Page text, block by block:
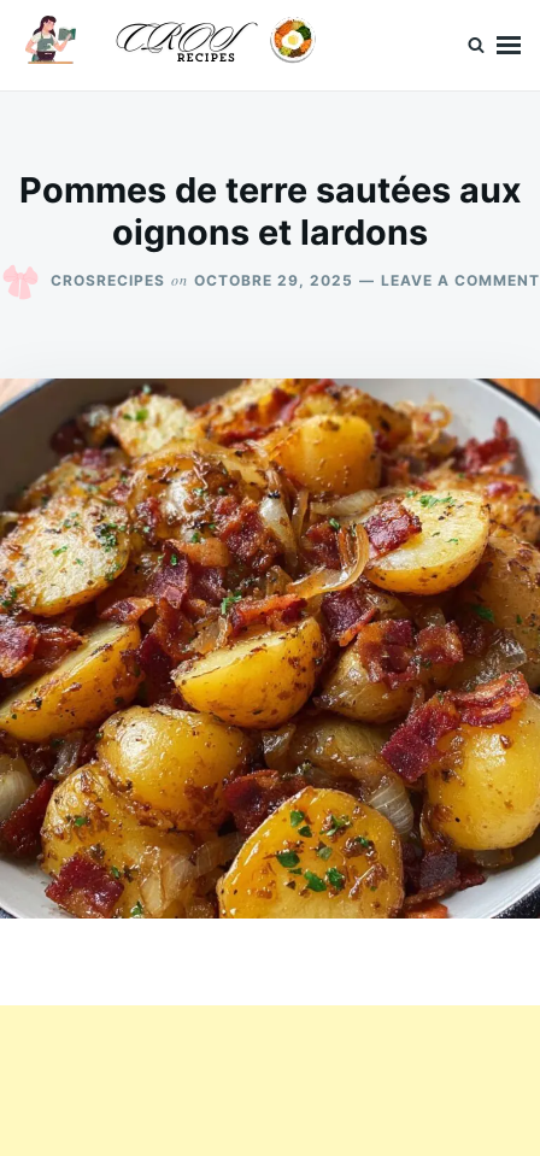
SkipSearch
for:
Pommes de terre sautées aux
oignons et lardons
CROSRECIPES on OCTOBRE 29, 2025 LEAVE A COMMENT